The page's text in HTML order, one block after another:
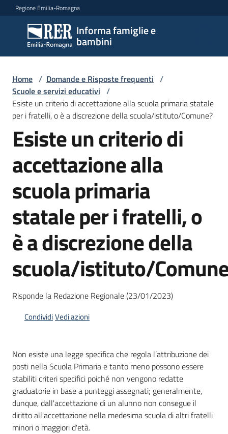
Vai al contenuto
Vai alla navigazione
Vai al footer
Regione Emilia-Romagna
Informa famiglie e
bambini
Informa
famiglie
e
bambini
Argomenti
Servizi
Centri
per
le
famiglie
Informazioni
locali
Newsletter
Home / Domande e Risposte frequenti /
Scuole e servizi educativi /
Esiste un criterio di accettazione alla scuola primaria statale
per i fratelli, o è a discrezione della scuola/istituto/Comune?
Esiste un criterio di
accettazione alla
scuola primaria
statale per i fratelli, o
è a discrezione della
scuola/istituto/
Risponde la Redazione Regionale (23/01/2023)
CondividiVedi azioni
Non esiste una legge specifica che regola l’attribuzione dei
posti nella Scuola Primaria e tanto meno possono essere
stabiliti criteri specifici poiché non vengono redatte
graduatorie in base a punteggi assegnati; generalmente,
dunque, dall'accettazione di un alunno non consegue il
diritto all'accettazione nella medesima scuola di altri fratelli
minori o maggiori d'età.